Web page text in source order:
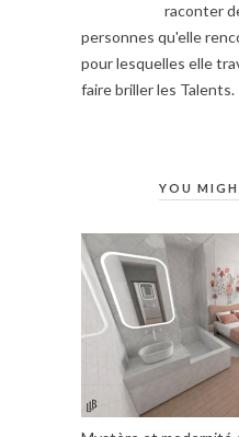
raconter
personnes qu'elle
pour lesquelles elle
faire briller les Talents.
YOU